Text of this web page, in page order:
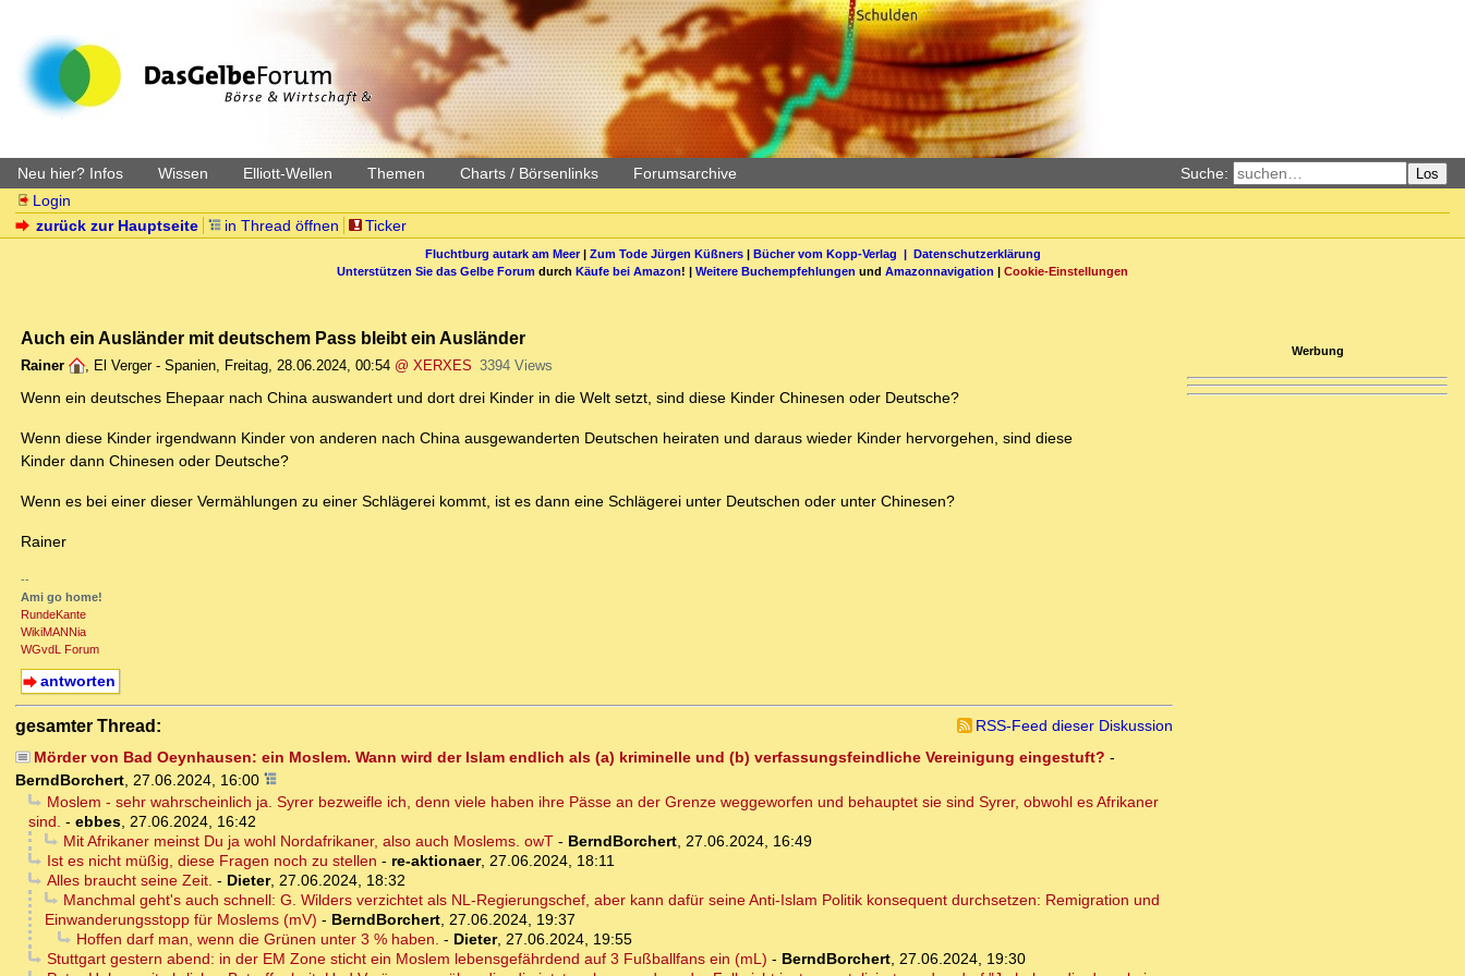
Neu hier? Infos Wissen Elliott-Wellen Themen Charts / Börsenlinks Forumsarchive Suche: Los
Login
zurück zur Hauptseite
in Thread öffnen Ticker
Fluchtburg autark am Meer| Zum Tode Jürgen Küßners| Bücher vom Kopp-Verlag | Datenschutzerklärung
Unterstützen Sie das Gelbe Forum durch Käufe bei Amazon! | Weitere Buchempfehlungen und Amazonnavigation | Cookie-Einstellungen
Auch ein Ausländer mit deutschem Pass bleibt ein Ausländer
Rainer , El Verger - Spanien, Freitag, 28.06.2024, 00:54 @ XERXES 3394 Views
Wenn ein deutsches Ehepaar nach China auswandert und dort drei Kinder in die Welt setzt, sind diese Kinder Chinesen oder Deutsche?
Wenn diese Kinder irgendwann Kinder von anderen nach China ausgewanderten Deutschen heiraten und daraus wieder Kinder hervorgehen, sind diese
Kinder dann Chinesen oder Deutsche?
Wenn es bei einer dieser Vermählungen zu einer Schlägerei kommt, ist es dann eine Schlägerei unter Deutschen oder unter Chinesen?
Rainer
--
Ami go home!
RundeKante
WikiMANNia
WGvdL Forum
antworten
gesamter Thread:
RSS-Feed dieser Diskussion
Mörder von Bad Oeynhausen: ein Moslem. Wann wird der Islam endlich als (a) kriminelle und (b) verfassungsfeindliche Vereinigung eingestuft? -
BerndBorchert, 27.06.2024, 16:00
Moslem - sehr wahrscheinlich ja. Syrer bezweifle ich, denn viele haben ihre Pässe an der Grenze weggeworfen und behauptet sie sind Syrer, obwohl es Afrikaner
sind. - ebbes, 27.06.2024, 16:42
Mit Afrikaner meinst Du ja wohl Nordafrikaner, also auch Moslems. owT- BerndBorchert, 27.06.2024, 16:49
Ist es nicht müßig, diese Fragen noch zu stellen - re-aktionaer, 27.06.2024, 18:11
Alles braucht seine Zeit. - Dieter, 27.06.2024, 18:32
Manchmal geht's auch schnell: G. Wilders verzichtet als NL-Regierungschef, aber kann dafür seine Anti-Islam Politik konsequent durchsetzen: Remigration und
Einwanderungsstopp für Moslems (mV) - BerndBorchert, 27.06.2024, 19:37
Hoffen darf man, wenn die Grünen unter 3 % haben. - Dieter, 27.06.2024, 19:55
Stuttgart gestern abend: in der EM Zone sticht ein Moslem lebensgefährdend auf 3 Fußballfans ein (mL) - BerndBorchert, 27.06.2024, 19:30
Werbung